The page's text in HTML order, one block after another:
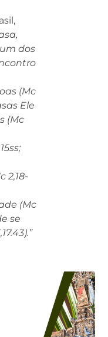
dos
(Mc
Ele
(Mc
2,18-
(Mc
se